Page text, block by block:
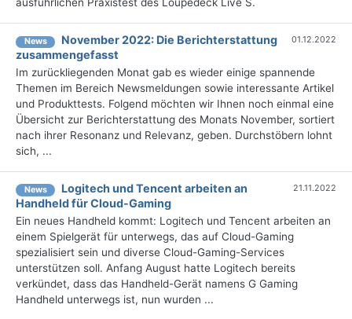
ausführlichen Praxistest des Loupedeck Live S.
News
November 2022: Die Bericht­erstattung
zusammengefasst
01.12.2022
Im zurückliegenden Monat gab es wieder einige spannende
Themen im Bereich Newsmeldungen sowie interessante Artikel
und Produkttests. Folgend möchten wir Ihnen noch einmal eine
Übersicht zur Berichterstattung des Monats November, sortiert
nach ihrer Resonanz und Relevanz, geben. Durchstöbern lohnt
sich, ...
News
Logitech und Tencent arbeiten an
Handheld für Cloud-Gaming
21.11.2022
Ein neues Handheld kommt: Logitech und Tencent arbeiten an
einem Spielgerät für unterwegs, das auf Cloud-Gaming
spezialisiert sein und diverse Cloud-Gaming-Services
unterstützen soll. Anfang August hatte Logitech bereits
verkündet, dass das Handheld-Gerät namens G Gaming
Handheld unterwegs ist, nun wurden ...